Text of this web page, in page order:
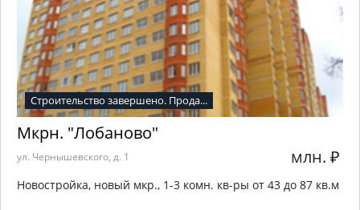
Строительство завершено. Прода...
Мкрн. "Лобаново"
ул. Чернышевского, д. 1 млн. ₽
Новостройка, новый мкр., 1-3 комн. кв-ры от 43 до 87 кв.м